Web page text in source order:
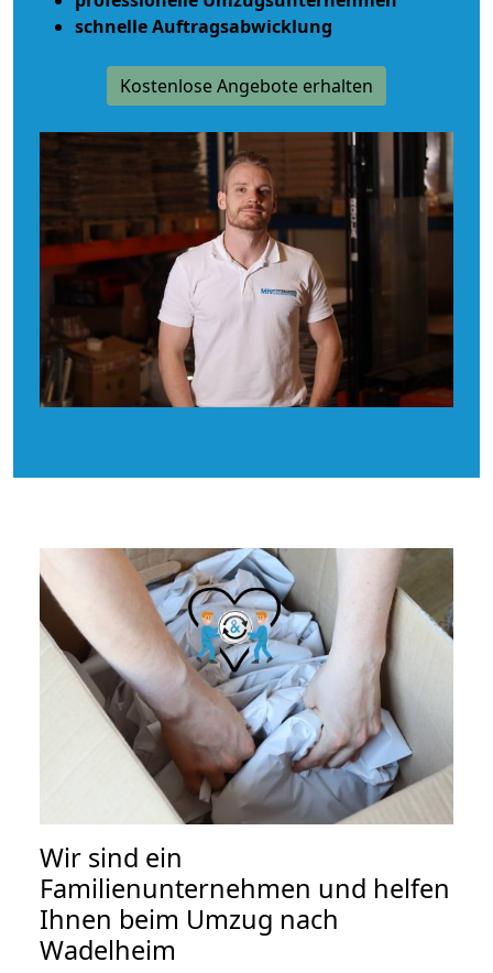
schnelle Auftragsabwicklung
Kostenlose Angebote erhalten
Wir sind ein
Familienunternehmen und helfen
Ihnen beim Umzug nach
Wadelheim